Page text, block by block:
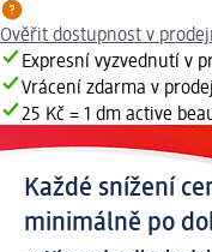
Ověřit dostupnost v
Expresní vyzvednutí v
Vrácení zdarma v
25 Kč = 1 dm active
Každé snížení
minimálně po